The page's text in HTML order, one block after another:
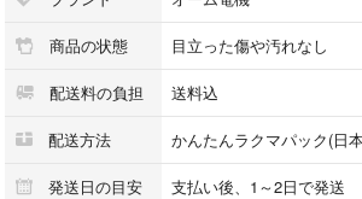
商品の状態 目立った傷や汚れなし
配送料の負担 送料込
配送方法 かんたんラクマパック(日
発送日の目安 支払い後、1～2日で発送